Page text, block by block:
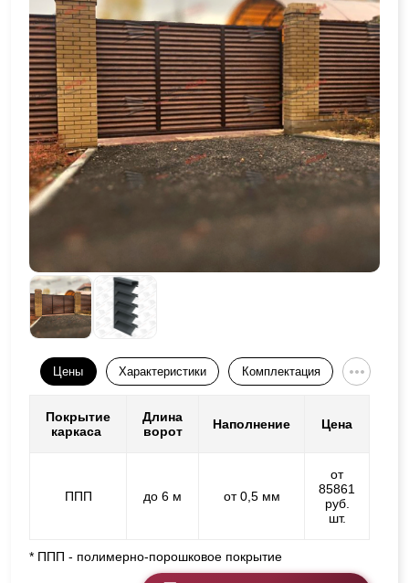
Цены Характеристики Комплектация
Покрытие
каркаса
Длина
ворот
Наполнение Цена
ППП до 6 м от 0,5 мм
от
85861
руб.
шт.
* ППП - полимерно-порошковое покрытие